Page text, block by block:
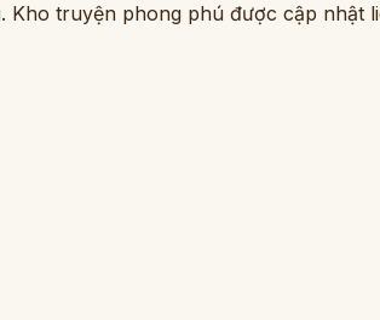
truyện phong phú được cập nhật